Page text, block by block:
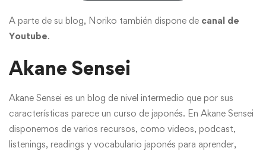
A parte de su blog, Noriko también dispone de canal de
Youtube.
Akane Sensei
Akane Sensei es un blog de nivel intermedio que por sus
características parece un curso de japonés. En Akane Sensei
disponemos de varios recursos, como videos, podcast,
listenings, readings y vocabulario japonés para aprender,